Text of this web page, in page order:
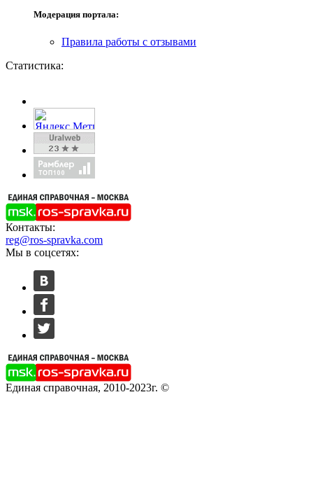
Модерация портала:
Правила работы с отзывами
Статистика:
Контакты:
reg@ros-spravka.com
Мы в соцсетях:
Единая справочная, 2010-2023г. ©